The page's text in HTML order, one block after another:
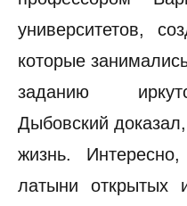
университетов,
которые
заданию
Дыбовский
жизнь.
латыни